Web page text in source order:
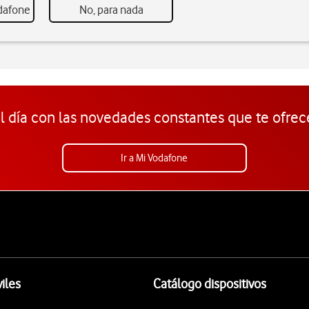
No, para nada
día con las novedades constantes que te
Ir a Mi Vodafone
Catálogo dispositivos